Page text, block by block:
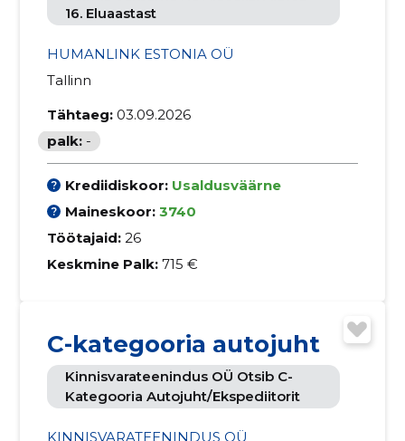
16. Eluaastast
HUMANLINK ESTONIA OÜ
Tallinn
Tähtaeg: 03.09.2026
palk: -
Krediidiskoor: Usaldusväärne
Maineskoor: 3740
Töötajaid: 26
Keskmine Palk: 715 €
C-kategooria autojuht
Kinnisvarateenindus OÜ Otsib C-
Kategooria Autojuht/ekspediitorit
KINNISVARATEENINDUS OÜ